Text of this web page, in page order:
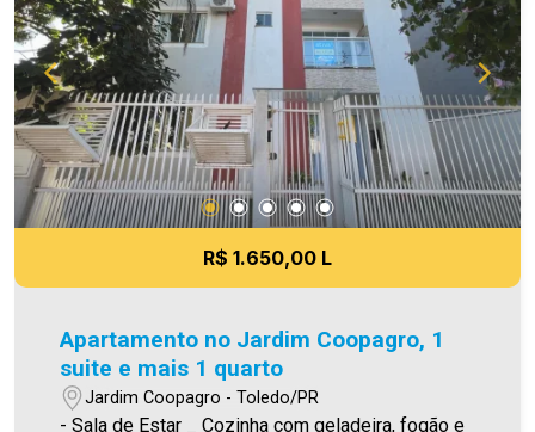
R$ 1.650,00 L
Apartamento no Jardim Coopagro, 1
suite e mais 1 quarto
Jardim Coopagro - Toledo/PR
- Sala de Estar _ Cozinha com geladeira, fogão e